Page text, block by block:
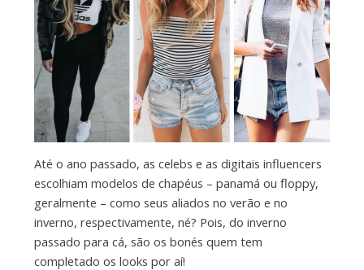
Até o ano passado, as celebs e as digitais influencers
escolhiam modelos de chapéus – panamá ou floppy,
geralmente – como seus aliados no verão e no
inverno, respectivamente, né? Pois, do inverno
passado para cá, são os bonés quem tem
completado os looks por aí!